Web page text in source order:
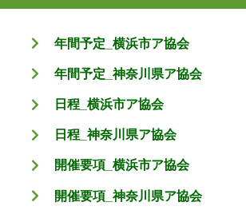
年間予定_横浜市ア協会
年間予定_神奈川県ア協会
日程_横浜市ア協会
日程_神奈川県ア協会
開催要項_横浜市ア協会
開催要項_神奈川県ア協会